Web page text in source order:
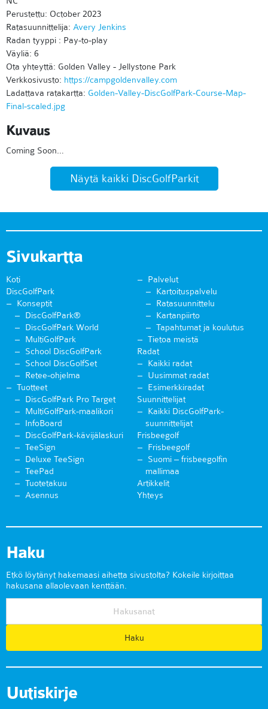
Perustettu: October 2023
Ratasuunnittelija: Avery Jenkins
Radan tyyppi : Pay-to-play
Väyliä: 6
Ota yhteyttä: Golden Valley - Jellystone Park
Verkkosivusto: https://campgoldenvalley.com
Ladattava ratakartta: Golden-Valley-DiscGolfPark-Course-Map-
Final-scaled.jpg
Kuvaus
Coming Soon…
Näytä kaikki DiscGolfParkit
Sivukartta
Koti
DiscGolfPark
Konseptit
DiscGolfPark®
DiscGolfPark World
MultiGolfPark
School DiscGolfPark
School DiscGolfSet
Retee-ohjelma
Tuotteet
DiscGolfPark Pro Target
MultiGolfPark-maalikori
InfoBoard
DiscGolfPark-kävijälaskuri
TeeSign
Deluxe TeeSign
TeePad
Tuotetakuu
Asennus
Palvelut
Kartoituspalvelu
Ratasuunnittelu
Kartanpiirto
Tapahtumat ja koulutus
Tietoa meistä
Radat
Kaikki radat
Uusimmat radat
Esimerkkiradat
Suunnittelijat
Kaikki DiscGolfPark-
suunnittelijat
Frisbeegolf
Frisbeegolf
Suomi – frisbeegolfin
mallimaa
Artikkelit
Yhteys
Haku
Etkö löytänyt hakemaasi aihetta sivustolta? Kokeile kirjoittaa
hakusana allaolevaan kenttään.
Uutiskirje